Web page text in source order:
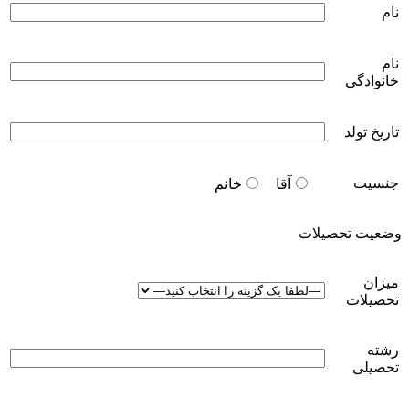
نام
نام
خانوادگی
تاریخ تولد
جنسیت آقا خانم
وضعیت تحصیلات
میزان
تحصیلات
رشته
تحصیلی